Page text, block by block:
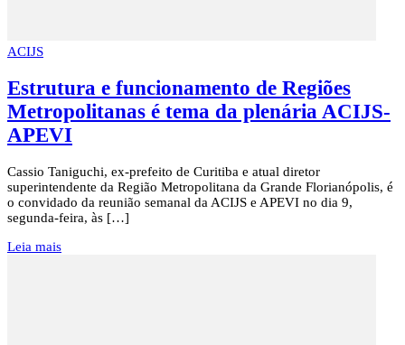
ACIJS
Estrutura e funcionamento de Regiões
Metropolitanas é tema da plenária ACIJS-
APEVI
Cassio Taniguchi, ex-prefeito de Curitiba e atual diretor
superintendente da Região Metropolitana da Grande Florianópolis, é
o convidado da reunião semanal da ACIJS e APEVI no dia 9,
segunda-feira, às […]
Leia mais